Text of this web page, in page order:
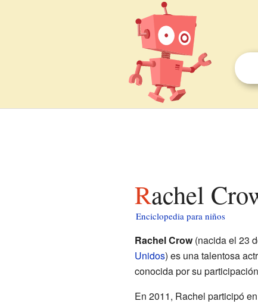
Rachel
Enciclopedia para niños
Rachel Crow(nacida el 23
Unidos) es una talentosa
conocida por su
En 2011, Rachel participó